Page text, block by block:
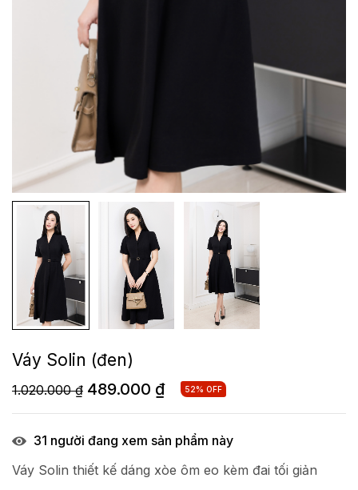
Váy Solin (đen)
1.020.000₫ 489.000 ₫ 52% OFF
31 người đang xem sản phẩm này
Váy Solin thiết kế dáng xòe ôm eo kèm đai tối giản